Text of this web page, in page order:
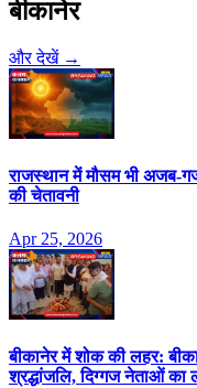
बीकानेर
और देखें →
राजस्थान में मौसम भी अजब-
की चेतावनी
Apr 25, 2026
बीकानेर में शोक की लहर:
श्रद्धांजलि, दिग्गज नेताओं का